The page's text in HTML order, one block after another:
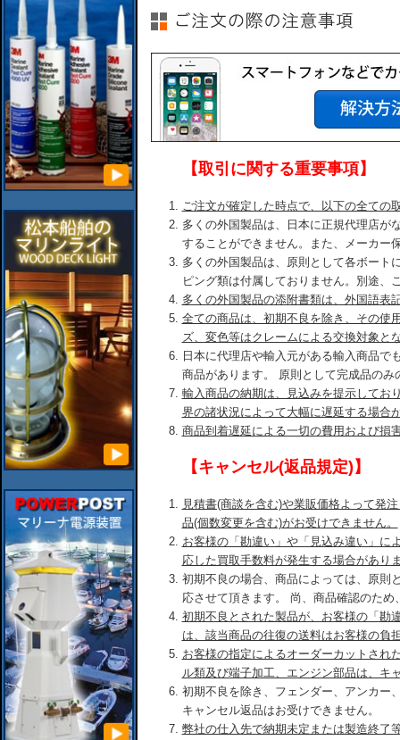
【取引に関する重要事項】
ご注文が確定した時点で、以下の全ての
多くの外国製品は、日本に正規代理店が
することができません。また、メーカー
多くの外国製品は、原則として各ボート
ピング類は付属しておりません。別途、
多くの外国製品の添附書類は、外国語表
全ての商品は、初期不良を除き、その使
ズ、変色等はクレームによる交換対象と
日本に代理店や輸入元がある輸入商品で
商品があります。 原則として完成品のみ
輸入商品の納期は、見込みを提示してお
界の諸状況によって大幅に遅延する場合
商品到着遅延による一切の費用および損
【キャンセル(返品規定)】
見積書(商談を含む)や業販価格よって発
品(個数変更を含む)がお受けできません。
お客様の「勘違い」や「見込み違い」に
応した買取手数料が発生する場合があり
初期不良の場合、商品によっては、原則
応させて頂きます。 尚、商品確認のた
初期不良とされた製品が、お客様の「勘
は、該当商品の往復の送料はお客様の負
お客様の指定によるオーダーカットされ
ル類及び端子加工、エンジン部品は、キ
初期不良を除き、フェンダー、アンカー
キャンセル返品はお受けできません。
弊社の仕入先で納期未定または製造終了